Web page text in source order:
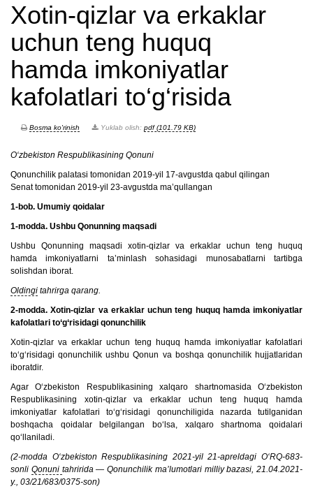
Xotin-qizlar va erkaklar
uchun teng huquq
hamda imkoniyatlar
kafolatlari to‘g‘risida
Bosma ko'rinish Yuklab olish: pdf (101.79 KB)
O‘zbekiston Respublikasining Qonuni
Qonunchilik palatasi tomonidan 2019-yil 17-avgustda qabul qilingan
Senat tomonidan 2019-yil 23-avgustda ma’qullangan
1-bob. Umumiy qoidalar
1-modda. Ushbu Qonunning maqsadi
Ushbu Qonunning maqsadi xotin-qizlar va erkaklar uchun teng huquq
hamda imkoniyatlarni ta’minlash sohasidagi munosabatlarni tartibga
solishdan iborat.
Oldingi tahrirga qarang.
2-modda. Xotin-qizlar va erkaklar uchun teng huquq hamda imkoniyatlar
kafolatlari to‘g‘risidagi qonunchilik
Xotin-qizlar va erkaklar uchun teng huquq hamda imkoniyatlar kafolatlari
to‘g‘risidagi qonunchilik ushbu Qonun va boshqa qonunchilik hujjatlaridan
iboratdir.
Agar O‘zbekiston Respublikasining xalqaro shartnomasida O‘zbekiston
Respublikasining xotin-qizlar va erkaklar uchun teng huquq hamda
imkoniyatlar kafolatlari to‘g‘risidagi qonunchiligida nazarda tutilganidan
boshqacha qoidalar belgilangan bo‘lsa, xalqaro shartnoma qoidalari
qo‘llaniladi.
(2-modda O‘zbekiston Respublikasining 2021-yil 21-apreldagi O‘RQ-683-
sonli Qonuni tahririda — Qonunchilik ma’lumotlari milliy bazasi, 21.04.2021-
y., 03/21/683/0375-son)